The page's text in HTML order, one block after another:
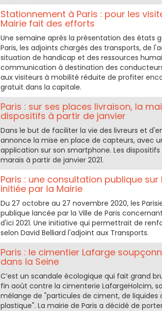
Stationnement à Paris : pour les
Mairie fait des efforts
Une semaine après la présentation des états
Paris, les adjoints chargés des transports, de
situation de handicap et des ressources
communication à destination des
aux visiteurs à mobilité réduite de profiter
gratuit dans la capitale.
Paris : sur ses places livraison, la
dispositifs à partir de janvier
Dans le but de faciliter la vie des livreurs et
annonce la mise en place de capteurs, avec
application sur son smartphone. Les
marais à partir de janvier 2021.
Paris : une consultation publique
initiée par la Mairie
Du 27 octobre au 27 novembre 2020, les
publique lancée par la Ville de Paris
d'ici 2021. Une initiative qui permettrait de
selon David Belliard l'adjoint aux Transports.
Paris : le cimentier Lafarge
dans la Seine
C’est un scandale écologique qui fait grand
fin août contre la cimenterie LafargeHolcim,
mélange de "particules de ciment, de
plastique". La mairie de Paris a décidé de